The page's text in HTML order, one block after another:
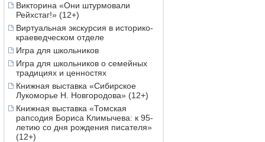
Викторина «Они штурмовали
Рейхстаг!» (12+)
Виртуальная экскурсия в историко-
краеведческом отделе
Игра для школьников
Игра для школьников о семейных
традициях и ценностях
Книжная выставка «Сибирское
Лукоморье Н. Новгородова» (12+)
Книжная выставка «Томская
рапсодия Бориса Климычева: к 95-
летию со дня рождения писателя»
(12+)